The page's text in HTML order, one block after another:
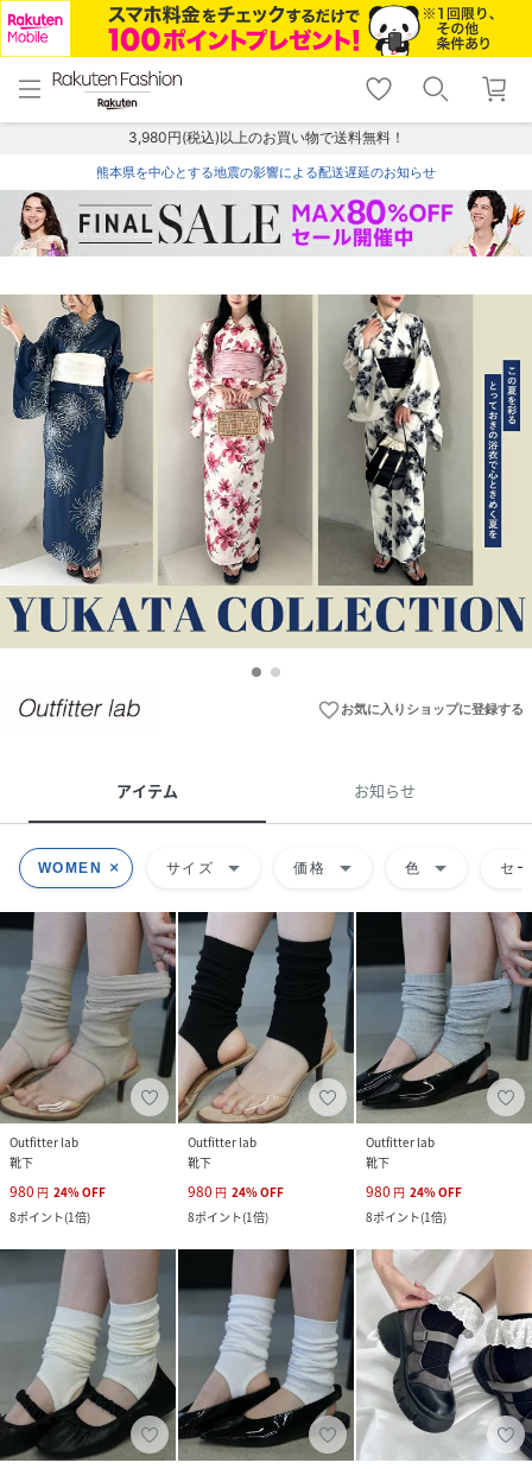
menu home
トップ
shopping_cart lock_outline
ログイン
3,980円(税込)以上のお買い物で送料無料！
熊本県を中心とする地震の影響による配送遅延のお知らせ
favorite_borderお気に入りショップに登録する
アイテム お知らせ
WOMEN サイズ arrow_drop_down 価格 arrow_drop_down 色 arrow_drop_down セ
Outfitter lab
靴下
980 円 24%OFF
8ポイント(1倍)
Outfitter lab
靴下
980 円 24%OFF
8ポイント(1倍)
Outfitter lab
靴下
980 円 24%OFF
8ポイント(1倍)